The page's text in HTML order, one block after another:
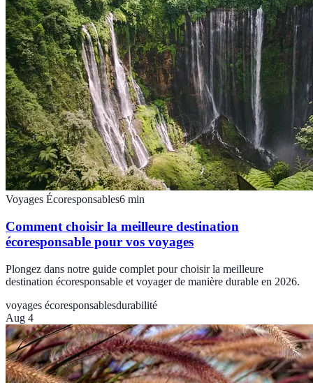
Voyages Écoresponsables6 min
Comment choisir la meilleure destination
écoresponsable pour vos voyages
Plongez dans notre guide complet pour choisir la meilleure
destination écoresponsable et voyager de manière durable en 2026.
voyages écoresponsablesdurabilité
Aug 4